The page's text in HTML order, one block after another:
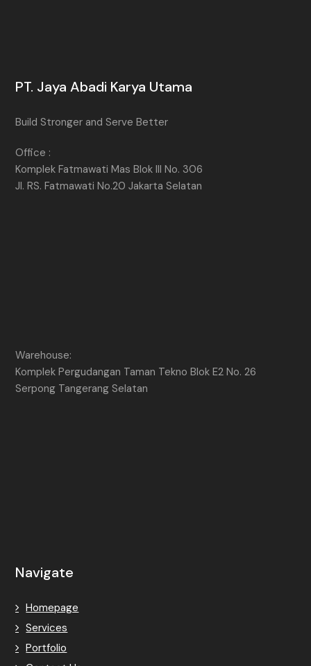
PT. Jaya Abadi Karya Utama
Build Stronger and Serve Better
Office :
Komplek Fatmawati Mas Blok III No. 306
Jl. RS. Fatmawati No.20 Jakarta Selatan
Warehouse:
Komplek Pergudangan Taman Tekno Blok E2 No. 26
Serpong Tangerang Selatan
Navigate
Homepage
Services
Portfolio